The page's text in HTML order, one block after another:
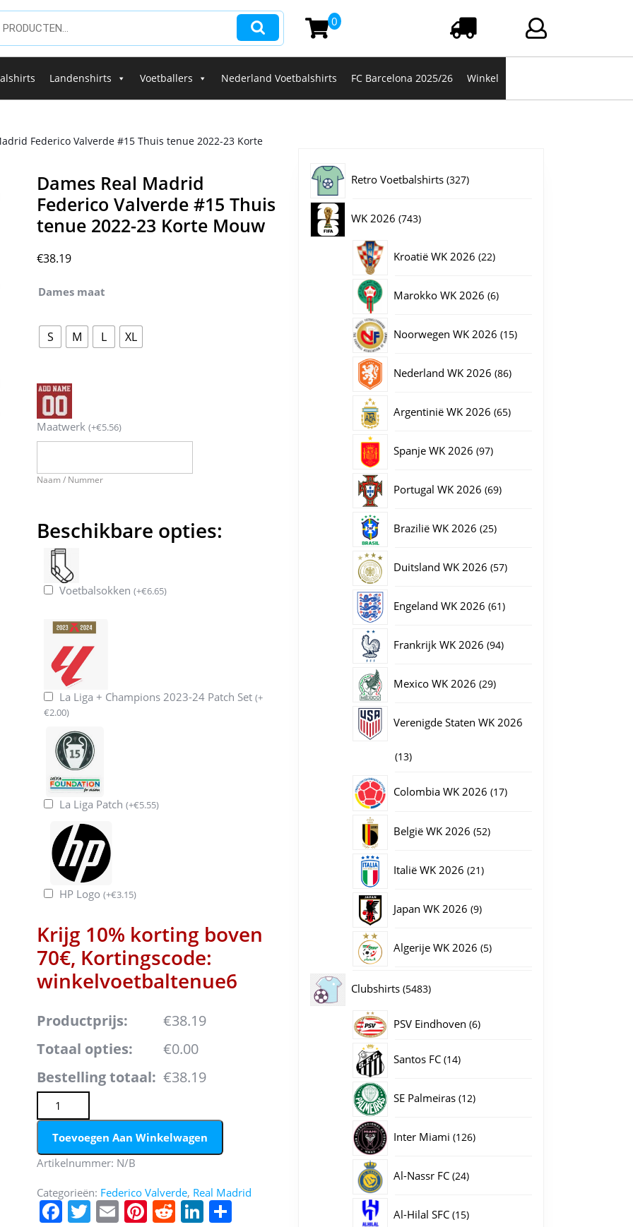
Winkelwagen
0
Landenshirts Voetballers Nederland Voetbalshirts FC Barcelona 2025/26 Winkel
Federico Valverde #15 Thuis tenue 2022-23 Korte
Dames Real Madrid
Federico Valverde #15 Thuis
tenue 2022-23 Korte Mouw
€38.19
Dames maat
S M L XL
Maatwerk(+€5.56)
Naam / Nummer
Beschikbare opties:
Voetbalsokken(+€6.65)
La Liga + Champions 2023-24 Patch Set(+
€2.00)
La Liga Patch(+€5.55)
HP Logo(+€3.15)
Krijg 10% korting boven
70€, Kortingscode:
winkelvoetbaltenue6
Productprijs:
€38.19
Totaal opties:
€0.00
Bestelling totaal: €38.19
Dames Real Madrid Federico Valverde #15 Thuis tenue 2022-23 Korte Mouw aantal
Toevoegen Aan Winkelwagen
Artikelnummer: N/B
Categorieën: Federico Valverde, Real Madrid
F T E Pi R Li
Retro Voetbalshirts 327327
WK 2026 743743
Kroatië WK 2026 2222
Marokko WK 2026 66
Noorwegen WK 2026 1515
Nederland WK 2026 8686
Argentinië WK 2026 6565
Spanje WK 2026 9797
Portugal WK 2026 6969
Brazilië WK 2026 2525
Duitsland WK 2026 5757
Engeland WK 2026 6161
Frankrijk WK 2026 9494
Mexico WK 2026 2929
Verenigde Staten WK 2026
1313
producten
Colombia WK 2026 1717
België WK 2026 5252
Italië WK 2026 2121
Japan WK 2026 99
Algerije WK 2026 55
Clubshirts 54835483
producten
PSV Eindhoven 66
Santos FC 1414
SE Palmeiras 1212
Inter Miami 126126
Al-Nassr FC 2424
Al-Hilal SFC 1515